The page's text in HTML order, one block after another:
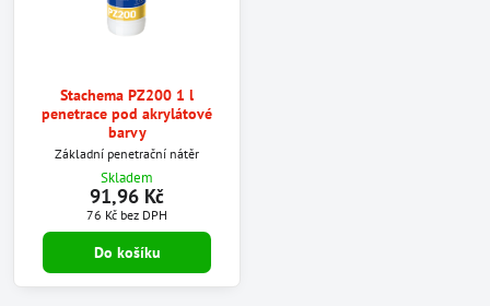
Stachema PZ200 1 l
penetrace pod akrylátové
barvy
Základní penetrační nátěr
Skladem
91,96 Kč
76 Kč bez DPH
Do košíku